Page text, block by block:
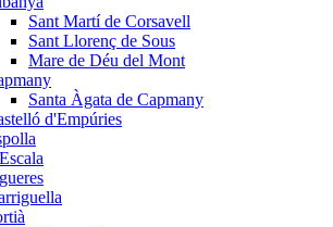
Sant Martí de Corsavell
Sant Llorenç de Sous
Mare de Déu del Mont
Santa Àgata de Capmany
d'Empúries